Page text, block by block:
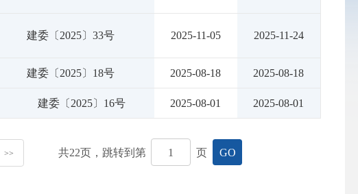
建委〔2025〕33号 2025-11-05 2025-11-24
建委〔2025〕18号 2025-08-18 2025-08-18
建委〔2025〕16号 2025-08-01 2025-08-01
>> 共22页，跳转到第 页 GO